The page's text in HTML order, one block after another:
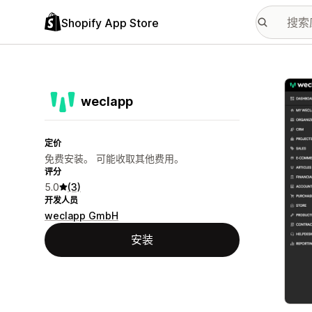
Shopify App Store
weclapp
定价
免费安装。 可能收取其他费用。
评分
5.0 (3)
开发人员
weclapp GmbH
安装
配图